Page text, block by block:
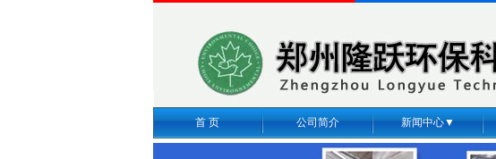
首 页 公司简介 新闻中心▼